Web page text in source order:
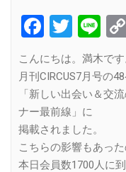
こんにちは。満木です
月刊CIRCUS7月号の48
「新しい出会い＆交
ナー最前線」に
掲載されました。
こちらの影響もあった
本日会員数1700人に